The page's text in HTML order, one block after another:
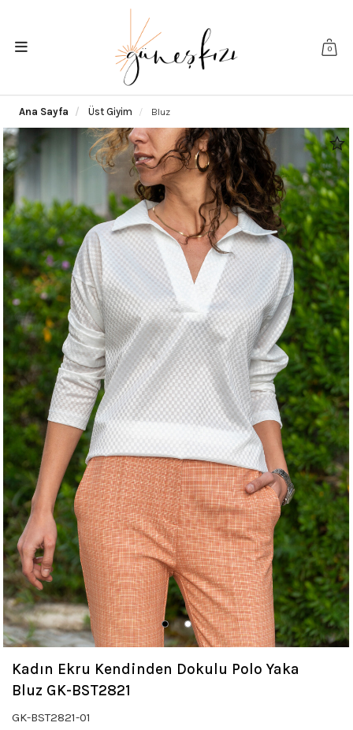
0
Ana Sayfa Üst Giyim Bluz
Kadın Ekru Kendinden Dokulu Polo Yaka
Bluz GK-BST2821
GK-BST2821-01